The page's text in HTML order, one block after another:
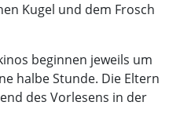
Kugel und dem Frosch
beginnen jeweils um
halbe Stunde. Die Eltern
des Vorlesens in der